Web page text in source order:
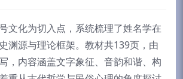
文化为切入点，系统梳理了姓名学在
渊源与理论框架。教材共139页，由
，内容涵盖文字象征、音韵和谐、构